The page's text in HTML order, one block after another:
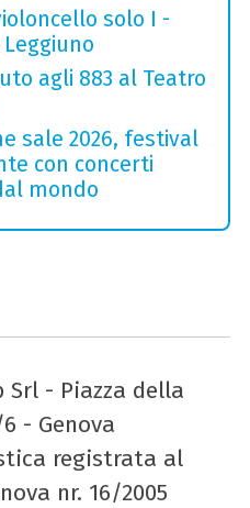
solo I -
agli 883 al Teatro
sale 2026, festival
con concerti
mondo
Srl - Piazza della
- Genova
registrata al
nr. 16/2005